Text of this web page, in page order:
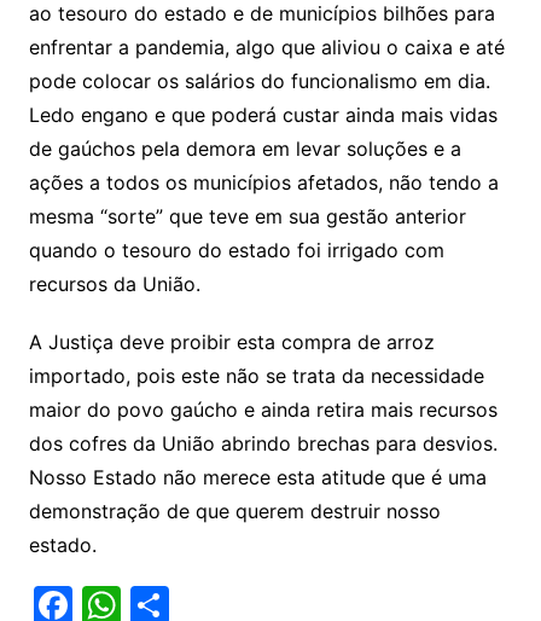
ao tesouro do estado e de municípios bilhões para
enfrentar a pandemia, algo que aliviou o caixa e até
pode colocar os salários do funcionalismo em dia.
Ledo engano e que poderá custar ainda mais vidas
de gaúchos pela demora em levar soluções e a
ações a todos os municípios afetados, não tendo a
mesma “sorte” que teve em sua gestão anterior
quando o tesouro do estado foi irrigado com
recursos da União.
A Justiça deve proibir esta compra de arroz
importado, pois este não se trata da necessidade
maior do povo gaúcho e ainda retira mais recursos
dos cofres da União abrindo brechas para desvios.
Nosso Estado não merece esta atitude que é uma
demonstração de que querem destruir nosso
estado.
F W S